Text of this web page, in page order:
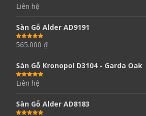
Được xếp
hạng 5.00 5
Liên hệ
Sàn Gỗ Alder AD9191
Được xếp
hạng5.005
565.000 ₫
Sàn Gỗ Kronopol D3104 - Garda Oak
Được xếp
hạng 5.00 5
Liên hệ
Sàn Gỗ Alder AD8183